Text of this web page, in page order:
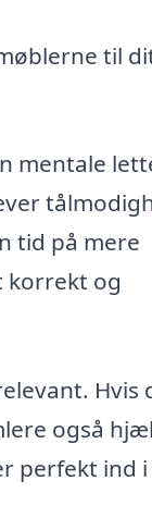
til
mentale
tid på mere
korrekt og
Hvis
også
perfekt ind